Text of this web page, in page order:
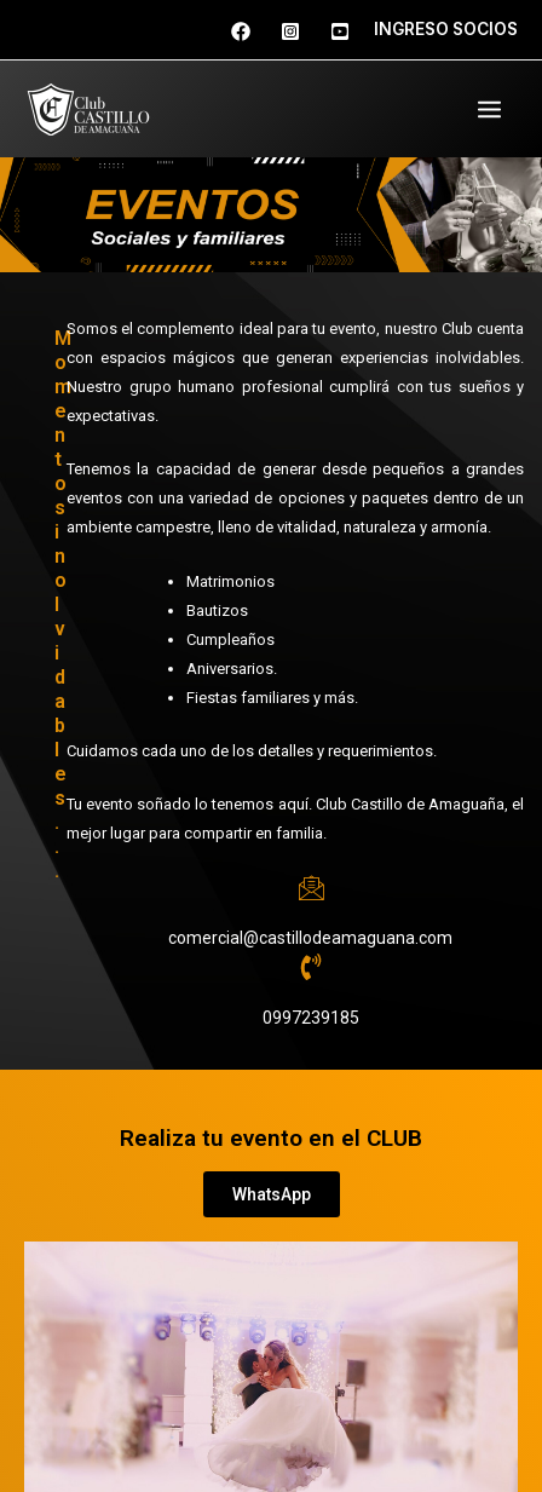
contenido
INGRESO SOCIOS
M
o
m
e
n
t
o
s
i
n
o
l
v
i
d
a
b
l
e
s
.
.
.
Somos el complemento ideal para tu evento, nuestro Club cuenta
con espacios mágicos que generan experiencias inolvidables.
Nuestro grupo humano profesional cumplirá con tus sueños y
expectativas.
Tenemos la capacidad de generar desde pequeños a grandes
eventos con una variedad de opciones y paquetes dentro de un
ambiente campestre, lleno de vitalidad, naturaleza y armonía.
Matrimonios
Bautizos
Cumpleaños
Aniversarios.
Fiestas familiares y más.
Cuidamos cada uno de los detalles y requerimientos.
Tu evento soñado lo tenemos aquí. Club Castillo de Amaguaña, el
mejor lugar para compartir en familia.
comercial@castillodeamaguana.com
0997239185
Realiza tu evento en el CLUB
WhatsApp